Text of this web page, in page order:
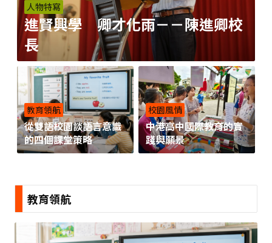
人物特寫
進賢興學 卿才化雨－－陳進卿校
長
教育領航
從雙語校園談語言意識
的四個課堂策略
校園風情
中港高中國際教育的實
踐與願景
教育領航